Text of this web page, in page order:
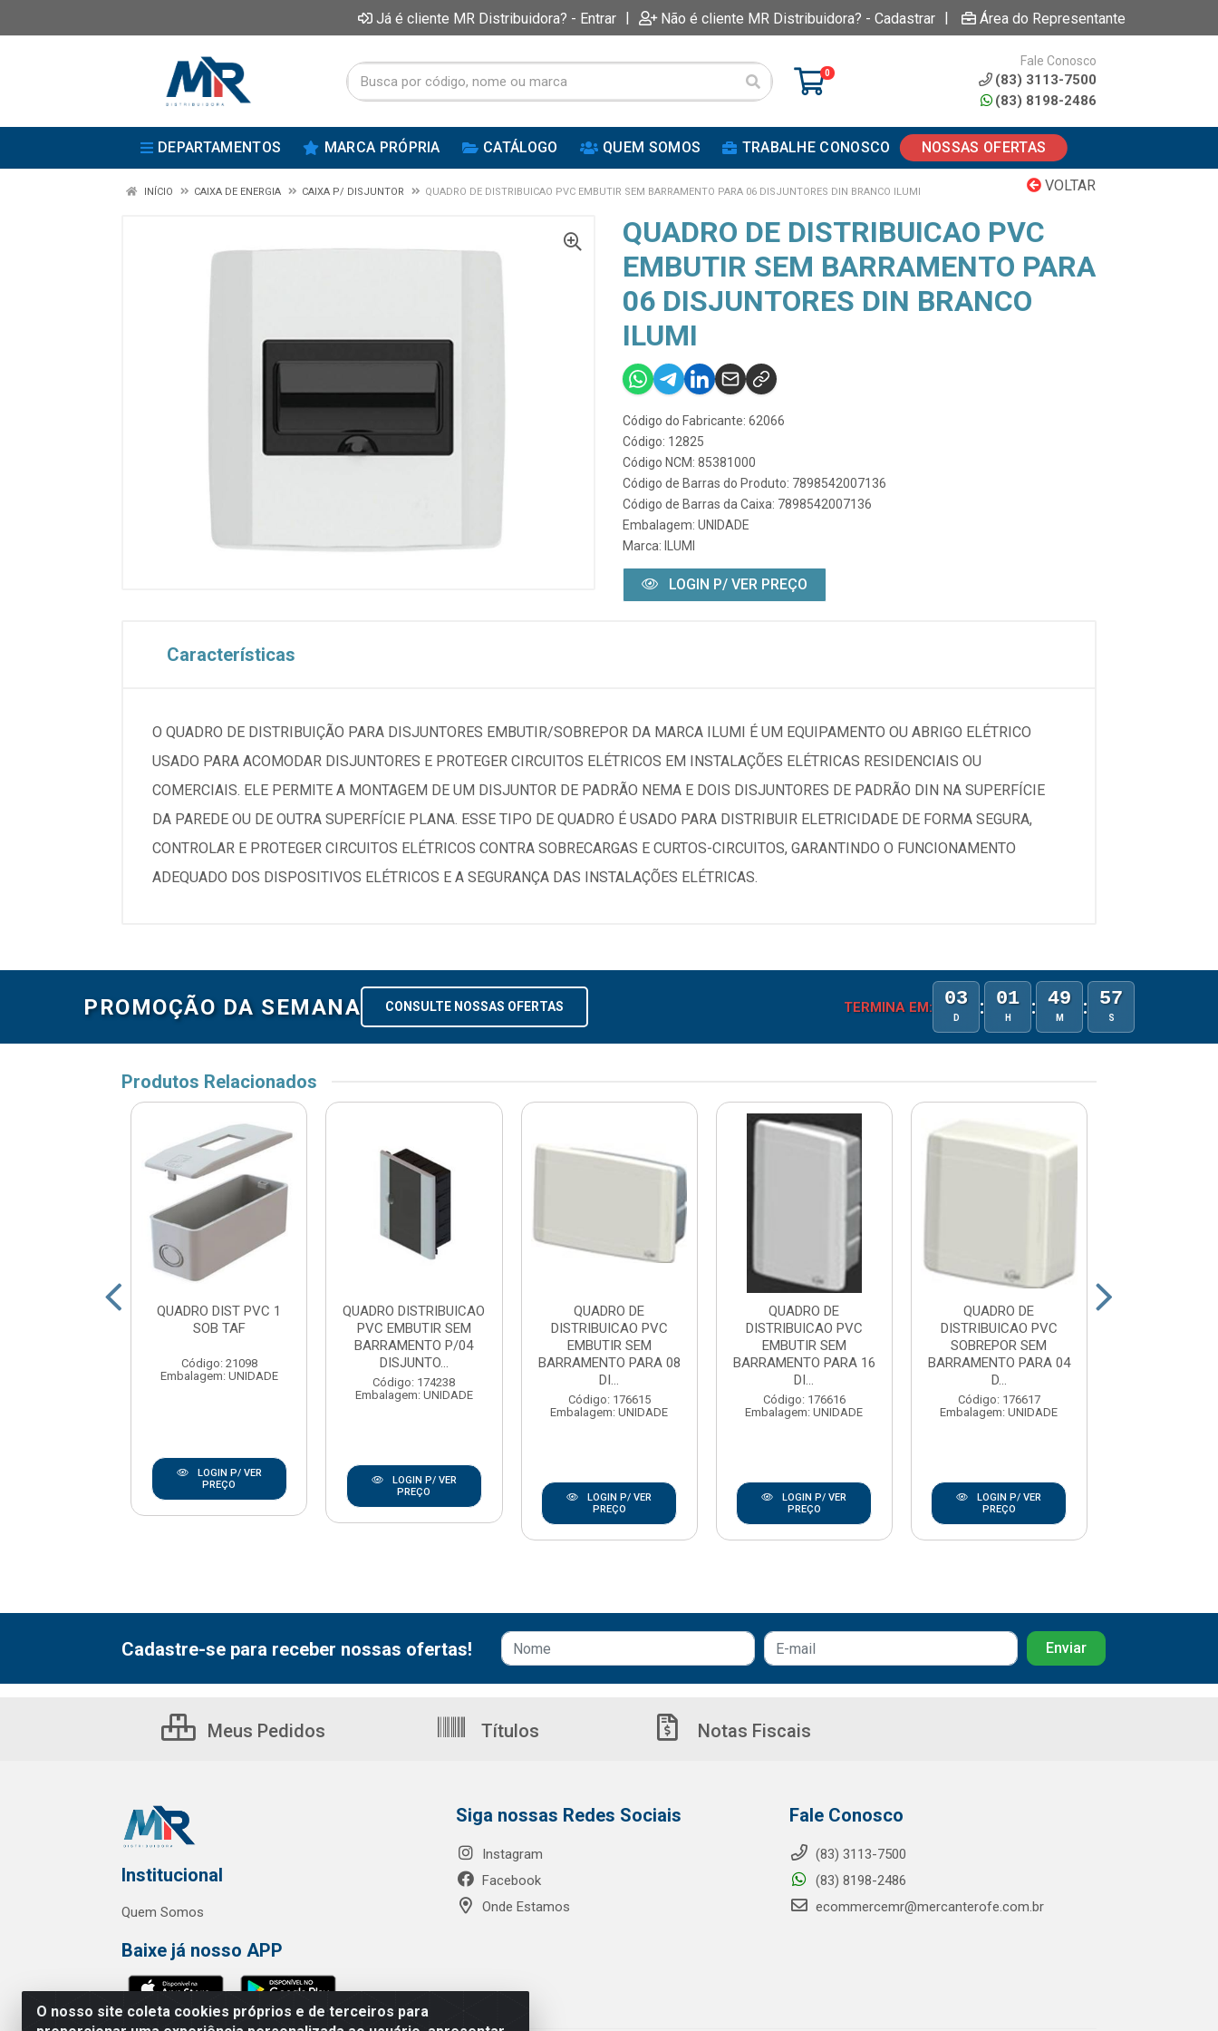
Já é cliente MR Distribuidora? - Entrar | Não é cliente MR Distribuidora? - Cadastrar | Área do Representante
0
Fale Conosco
(83) 3113-7500
(83) 8198-2486
DEPARTAMENTOS MARCA PRÓPRIA CATÁLOGO QUEM SOMOS TRABALHE CONOSCO NOSSAS OFERTAS
VOLTAR
INÍCIO CAIXA DE ENERGIA CAIXA P/ DISJUNTOR QUADRO DE DISTRIBUICAO PVC EMBUTIR SEM BARRAMENTO PARA 06 DISJUNTORES DIN BRANCO ILUMI
QUADRO DE DISTRIBUICAO PVC
EMBUTIR SEM BARRAMENTO PARA
06 DISJUNTORES DIN BRANCO
ILUMI
Código do Fabricante: 62066
Código: 12825
Código NCM: 85381000
Código de Barras do Produto: 7898542007136
Código de Barras da Caixa: 7898542007136
Embalagem: UNIDADE
Marca:
ILUMI
LOGIN P/ VER PREÇO
Características
O QUADRO DE DISTRIBUIÇÃO PARA DISJUNTORES EMBUTIR/SOBREPOR DA MARCA ILUMI É UM EQUIPAMENTO OU ABRIGO ELÉTRICO
USADO PARA ACOMODAR DISJUNTORES E PROTEGER CIRCUITOS ELÉTRICOS EM INSTALAÇÕES ELÉTRICAS RESIDENCIAIS OU
COMERCIAIS. ELE PERMITE A MONTAGEM DE UM DISJUNTOR DE PADRÃO NEMA E DOIS DISJUNTORES DE PADRÃO DIN NA SUPERFÍCIE
DA PAREDE OU DE OUTRA SUPERFÍCIE PLANA. ESSE TIPO DE QUADRO É USADO PARA DISTRIBUIR ELETRICIDADE DE FORMA SEGURA,
CONTROLAR E PROTEGER CIRCUITOS ELÉTRICOS CONTRA SOBRECARGAS E CURTOS-CIRCUITOS, GARANTINDO O FUNCIONAMENTO
ADEQUADO DOS DISPOSITIVOS ELÉTRICOS E A SEGURANÇA DAS INSTALAÇÕES ELÉTRICAS.
PROMOÇÃO DA SEMANA CONSULTE NOSSAS OFERTAS TERMINA EM: 03
D : 01
H : 49
M : 57
S
Produtos Relacionados
QUADRO DIST PVC 1
SOB TAF
Código: 21098
Embalagem: UNIDADE
LOGIN P/ VER
PREÇO
QUADRO DISTRIBUICAO
PVC EMBUTIR SEM
BARRAMENTO P/04
DISJUNTO...
Código: 174238
Embalagem: UNIDADE
LOGIN P/ VER
PREÇO
QUADRO DE
DISTRIBUICAO PVC
EMBUTIR SEM
BARRAMENTO PARA 08
DI...
Código: 176615
Embalagem: UNIDADE
LOGIN P/ VER
PREÇO
QUADRO DE
DISTRIBUICAO PVC
EMBUTIR SEM
BARRAMENTO PARA 16
DI...
Código: 176616
Embalagem: UNIDADE
LOGIN P/ VER
PREÇO
QUADRO DE
DISTRIBUICAO PVC
SOBREPOR SEM
BARRAMENTO PARA 04
D...
Código: 176617
Embalagem: UNIDADE
LOGIN P/ VER
PREÇO
O nosso site coleta cookies próprios e de terceiros para
Cadastre-se para receber nossas ofertas!
Meus Pedidos Títulos Notas Fiscais
Institucional
Quem Somos
Baixe já nosso APP
Siga nossas Redes Sociais
Instagram
Facebook
Onde Estamos
Fale Conosco
(83) 3113-7500
(83) 8198-2486
ecommercemr@mercanterofe.com.br